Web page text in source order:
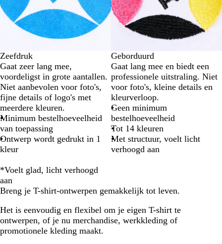
Zeefdruk
Gaat zeer lang mee,
voordeligst in grote aantallen.
Niet aanbevolen voor foto's,
fijne details of logo's met
meerdere kleuren.
Minimum bestelhoeveelheid
van toepassing
Ontwerp wordt gedrukt in 1
kleur
*Voelt glad, licht verhoogd
aan
Geborduurd
Gaat lang mee en biedt een
professionele uitstraling. Niet
voor foto's, kleine details en
kleurverloop.
Geen minimum
bestelhoeveelheid
Tot 14 kleuren
Met structuur, voelt licht
verhoogd aan
Breng je T-shirt-ontwerpen gemakkelijk tot leven.
Het is eenvoudig en flexibel om je eigen T-shirt te
ontwerpen, of je nu merchandise, werkkleding of
promotionele kleding maakt.